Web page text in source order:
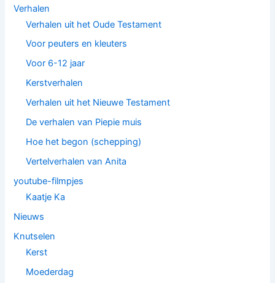
Verhalen
Verhalen uit het Oude Testament
Voor peuters en kleuters
Voor 6-12 jaar
Kerstverhalen
Verhalen uit het Nieuwe Testament
De verhalen van Piepie muis
Hoe het begon (schepping)
Vertelverhalen van Anita
youtube-filmpjes
Kaatje Ka
Nieuws
Knutselen
Kerst
Moederdag